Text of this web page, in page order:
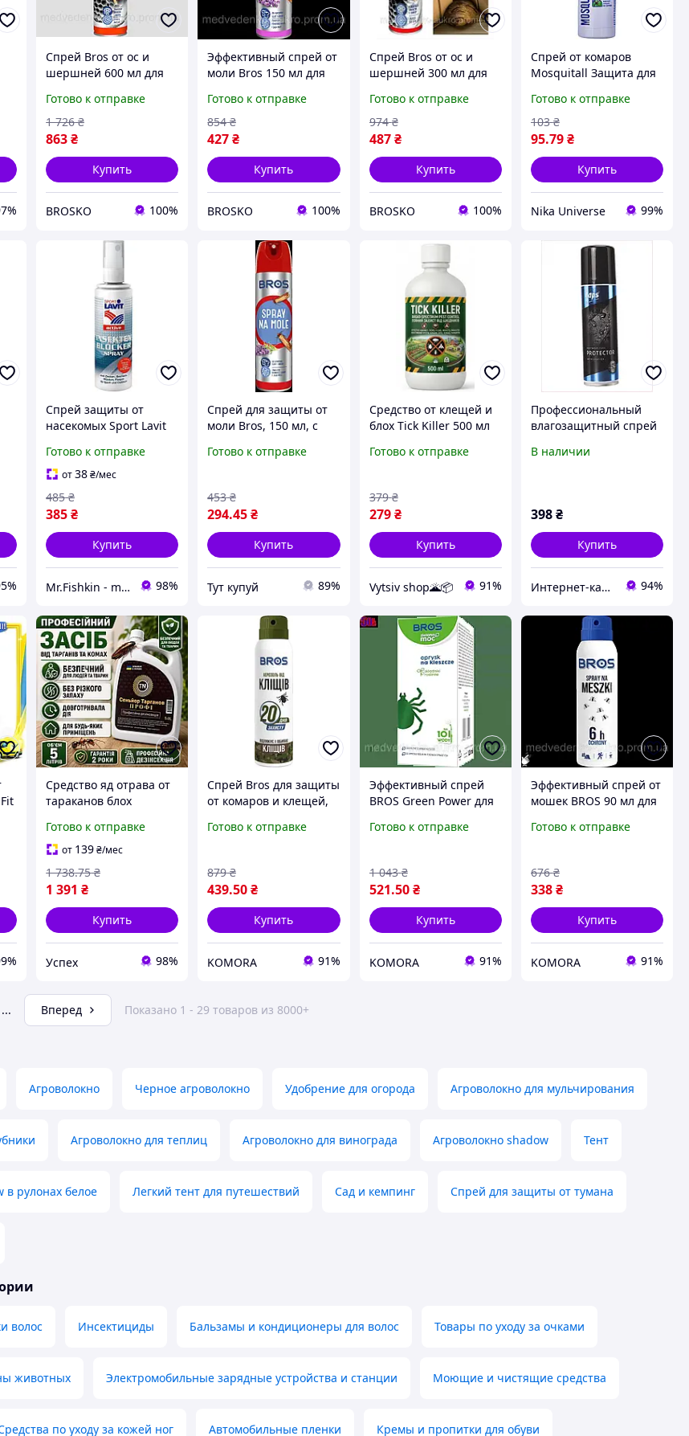
Спрей Bros от ос и
шершней 600 мл для
насекомых уничтожает
вредителей
Готово к отправке
863₴
1 726 ₴
Купить
BROSKO 100%
Эффективный спрей от
моли Bros 150 мл для
текстиля от насекомых
Готово к отправке
427₴
854 ₴
Купить
BROSKO 100%
Спрей Bros от ос и
шершней 300 мл для
эффективный
репеллент для сада и
дачи
Готово к отправке
487 ₴
974 ₴
Купить
BROSKO 100%
Спрей от комаров
Mosquitall Защита для
Готово к отправке
95.79₴
103 ₴
Купить
Nika Universe 99%
Спрей защиты от
насекомых Sport Lavit
мл. (50014000)
Готово к отправке
от38₴/мес
385₴
485 ₴
Купить
Mr.Fishkin - mrfishkin.com.ua 98%
Спрей для защиты от
моли Bros, 150 мл, с
оригинал из Польши
Готово к отправке
294.45₴
453 ₴
Купить
Тут купуй 89%
Средство от клещей и
блох Tick Killer 500 мл
для обработки
животных
Готово к отправке
279 ₴
379 ₴
Купить
Vytsiv shop🌋📦 91%
Профессиональный
влагозащитный спрей
8C796TA096
В наличии
398₴
Купить
Интернет-каталог скидок "Профит плюс" 94%
Средство яд отрава от
тараканов блох
спрей инсектицид
Сеньор Тарганов
Профи 5л для защиты
от вредителей
Готово к отправке
от 139₴/мес
1 391 ₴
1 738.75 ₴
Купить
Успех 98%
Спрей Bros для защиты
от комаров и клещей,
Готово к отправке
439.50₴
879 ₴
Купить
KOMORA 91%
Эффективный спрей
BROS Green Power для
насекомых на
Готово к отправке
521.50 ₴
1 043 ₴
Купить
KOMORA 91%
Эффективный спрей от
мошек BROS 90 мл для
саду
Готово к отправке
338₴
676 ₴
Купить
KOMORA 91%
... Вперед Показано 1 - 29 товаров из 8000+
Агроволокно Черное агроволокно Удобрение для огорода Агроволокно для мульчирования
Агроволокно для теплиц Агроволокно для винограда Агроволокно shadow Тент
в рулонах белое Легкий тент для путешествий Сад и кемпинг Спрей для защиты от тумана
волос Инсектициды Бальзамы и кондиционеры для волос Товары по уходу за очками
животных Электромобильные зарядные устройства и станции Моющие и чистящие средства
по уходу за кожей ног Автомобильные пленки Кремы и пропитки для обуви